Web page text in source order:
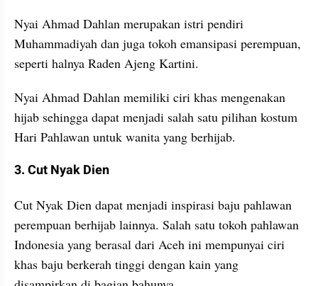
Nyai Ahmad Dahlan merupakan istri pendiri
Muhammadiyah dan juga tokoh emansipasi perempuan,
seperti halnya Raden Ajeng Kartini.
Nyai Ahmad Dahlan memiliki ciri khas mengenakan
hijab sehingga dapat menjadi salah satu pilihan kostum
Hari Pahlawan untuk wanita yang berhijab.
3. Cut Nyak Dien
Cut Nyak Dien dapat menjadi inspirasi baju pahlawan
perempuan berhijab lainnya. Salah satu tokoh pahlawan
Indonesia yang berasal dari Aceh ini mempunyai ciri
khas baju berkerah tinggi dengan kain yang